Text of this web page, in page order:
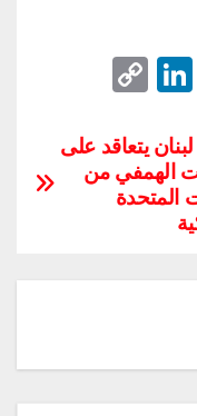
T
Li
k
e
dI
p
y
يتعاقد على
الهمفي من
المتحدة